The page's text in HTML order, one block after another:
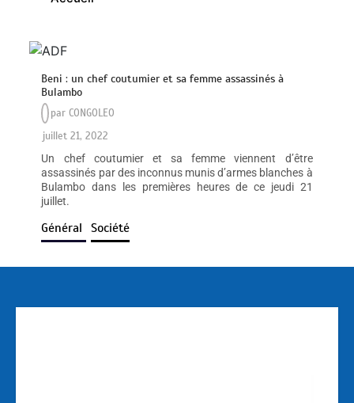
Beni : un chef coutumier et sa femme assassinés à
Bulambo
parCONGOLEO
juillet 21, 2022
Un chef coutumier et sa femme viennent d’être
assassinés par des inconnus munis d’armes blanches à
Bulambo dans les premières heures de ce jeudi 21
juillet.
Général Société